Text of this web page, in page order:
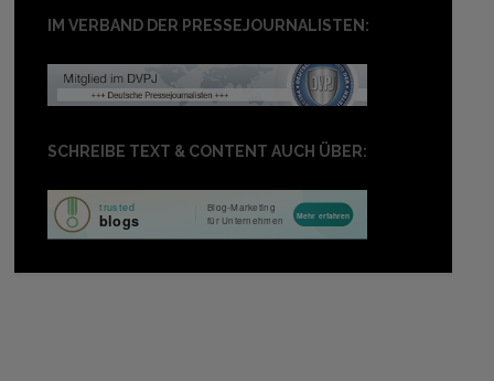
IM VERBAND DER PRESSEJOURNALISTEN:
SCHREIBE TEXT & CONTENT AUCH ÜBER: